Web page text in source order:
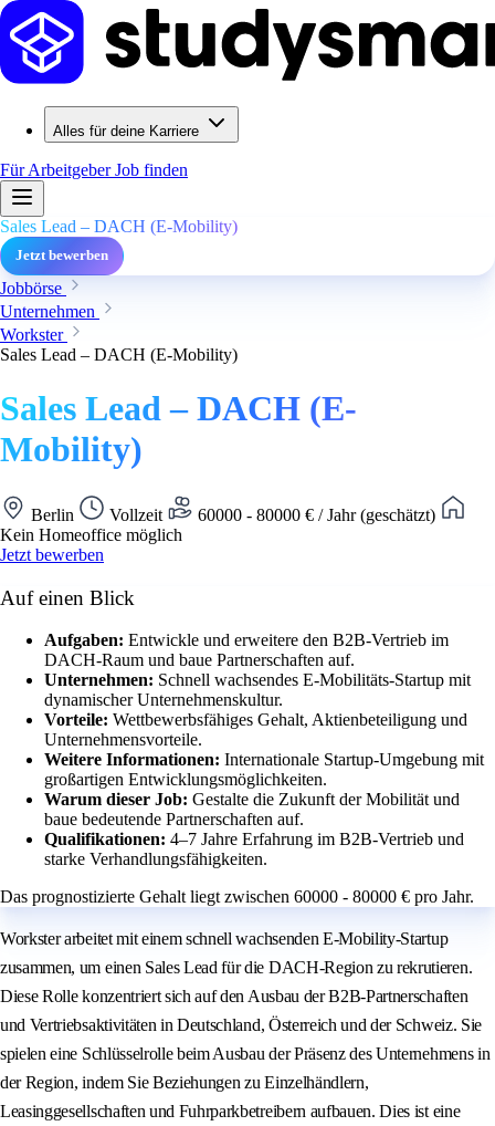
Alles für deine Karriere
Für ArbeitgeberJob finden
Sales Lead – DACH (E-Mobility)
Jetzt bewerben
Jobbörse
Unternehmen
Workster
Sales Lead – DACH (E-Mobility)
Sales Lead – DACH (E-
Mobility)
Berlin Vollzeit
60000 - 80000 € / Jahr (geschätzt)
Kein Homeoffice möglich
Jetzt bewerben
Auf einen Blick
Aufgaben: Entwickle und erweitere den B2B-Vertrieb im
DACH-Raum und baue Partnerschaften auf.
Unternehmen: Schnell wachsendes E-Mobilitäts-Startup mit
dynamischer Unternehmenskultur.
Vorteile: Wettbewerbsfähiges Gehalt, Aktienbeteiligung und
Unternehmensvorteile.
Weitere Informationen: Internationale Startup-Umgebung mit
großartigen Entwicklungsmöglichkeiten.
Warum dieser Job: Gestalte die Zukunft der Mobilität und
baue bedeutende Partnerschaften auf.
Qualifikationen: 4–7 Jahre Erfahrung im B2B-Vertrieb und
starke Verhandlungsfähigkeiten.
Das prognostizierte Gehalt liegt zwischen 60000 - 80000 € pro Jahr.
Workster arbeitet mit einem schnell wachsenden E-Mobility-Startup
zusammen, um einen Sales Lead für die DACH-Region zu rekrutieren.
Diese Rolle konzentriert sich auf den Ausbau der B2B-Partnerschaften
und Vertriebsaktivitäten in Deutschland, Österreich und der Schweiz. Sie
spielen eine Schlüsselrolle beim Ausbau der Präsenz des Unternehmens in
der Region, indem Sie Beziehungen zu Einzelhändlern,
Leasinggesellschaften und Fuhrparkbetreibern aufbauen. Dies ist eine